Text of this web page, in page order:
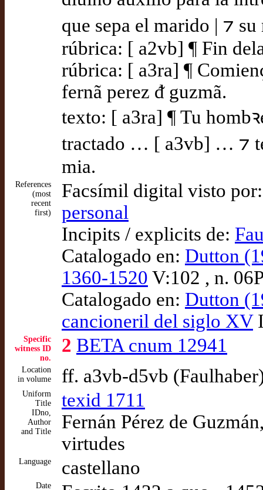
que sepa el marido | ⁊
rúbrica: [ a2vb] ¶ Fin
rúbrica: [ a3ra] ¶
fernã perez ᵭ guzmã.
texto: [ a3ra] ¶ Tu
tractado … [ a3vb] … ⁊ te
mia.
References
(most
recent
first)
Facsímil digital visto
personal
Incipits / explicits de:
Catalogado en: Dutton
1360-1520 V:102 , n.
Catalogado en: Dutton
cancioneril del siglo XV
Specific
witness ID
no.
2 BETA cnum 12941
Location
in volume
ff. a3vb-d5vb
Uniform
Title
IDno,
Author
and Title
texid 1711
Fernán Pérez de
virtudes
Language castellano
Date